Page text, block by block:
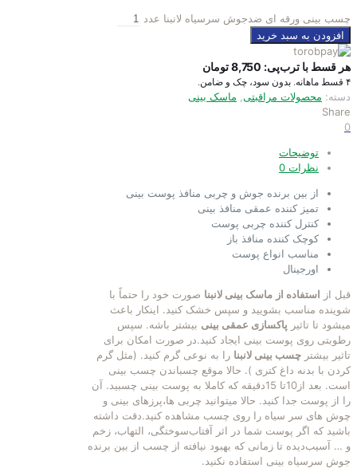
چسب بینی ورقه ای ضدجوش سرسیاه لانبنا عدد
افزودن به سبد خرید
هر قسط با ترب‌پی: 8,750تومان
۴ قسط ماهانه. بدون سود، چک و ضامن.
دسته: محصولات مراقبتی
ماسک بینی
Share
0
توضیحات
نظرات 0
از بین برنده جوش و چربی منافذ پوست بینی
تمیز کننده عمقی منافذ بینی
کنترل کننده چربی پوست
کوچک کننده منافذ باز
مناسب انواع پوست
اورجینال
قبل از استفاده از ماسک بینی لانبنا صورت خود را حتماً با
شوینده مناسب بشویید و سپس خشک کنید. اینکار باعث
میشود تا تاثیر پاکسازی عمقی بینی بیشتر باشه. سپس
رطوبتی روی پوست بینی ایجاد کنید.در صورت امکان برای
تاثیر بیشتر چسب بینی لانبنا را به نوعی گرم کنید. (مثل گرم
کردن با بدنه داغ کتری ). حالا موقع چسباندن چسب بینی
است. بعد از10تا 15دقیقه که کاملا به پوست بینی چسبید. آن
را از پوست جدا کنید. حالا میتوانید چربی ها،پرزهای بینی و
چوش های سر سیاه را روی چسب مشاهده کنید.دقت داشته
باشید که اگر پوست شما در اثر آفتاب‌سوختگی، التهاب، زخم
و … آسیب‌دیده تا زمانی که بهبود نیافته از چسب از بین برنده
جوش سرسیاه بینی استفاده نکنید.